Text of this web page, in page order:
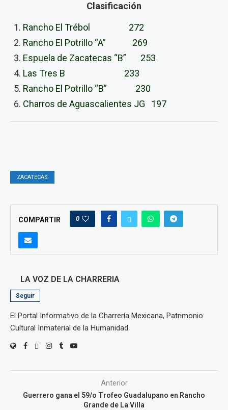
Clasificación
Rancho El Trébol 272
Rancho El Potrillo “A” 269
Espuela de Zacatecas “B” 253
Las Tres B 233
Rancho El Potrillo “B” 230
Charros de Aguascalientes JG 197
ZACATECAS
COMPARTIR 0
LA VOZ DE LA CHARRERIA
Seguir
El Portal Informativo de la Charrería Mexicana, Patrimonio
Cultural Inmaterial de la Humanidad.
Anterior
Guerrero gana el 59/o Trofeo Guadalupano en Rancho
Grande de La Villa